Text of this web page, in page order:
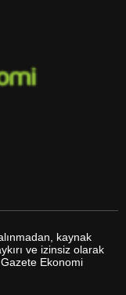
tarafınıza haber,
kaynak
ve izinsiz olarak
Ekonomi